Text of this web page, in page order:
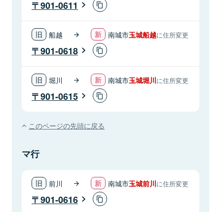
901-0611
船越 南城市玉城船越に住所変更
901-0618
堀川 南城市玉城堀川に住所変更
901-0615
このページの先頭に戻る
マ行
前川 南城市玉城前川に住所変更
901-0616